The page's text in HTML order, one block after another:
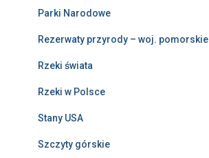
Parki Narodowe
Rezerwaty przyrody – woj. pomorskie
Rzeki świata
Rzeki w Polsce
Stany USA
Szczyty górskie